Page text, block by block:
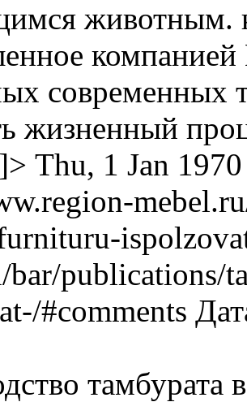
животным.
современных
жизненный
Thu, 1 Jan
bar/publications/
#comments
тамбурата